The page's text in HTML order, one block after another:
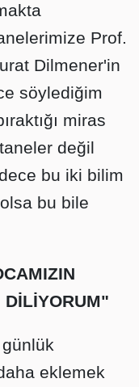
Prof.
Dilmener'in
söylediğim
miras
değil
bu iki bilim
olsa bu bile
DİLİYORUM"
eklemek